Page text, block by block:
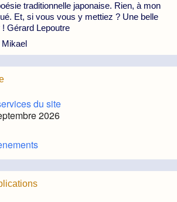
traditionnelle japonaise. Rien, à mon
Et, si vous vous y mettiez ? Une belle
Gérard Lepoutre
Mikael
du site
2026